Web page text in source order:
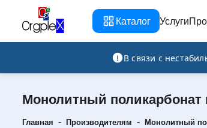
Каталог Услуги
В связи с
Рекламно-производственная компания
Монолитный поликарбонат
Главная - Производителям - Монолитный